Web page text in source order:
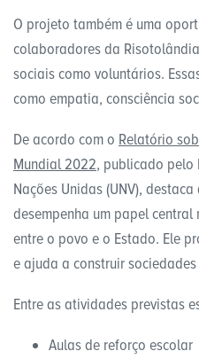
O projeto também é uma
colaboradores da
sociais como voluntários.
como empatia, consciência
De acordo com o Relatório
Mundial 2022, publicado pelo
Nações Unidas (UNV),
desempenha um papel
entre o povo e o Estado. Ele
e ajuda a construir
Entre as atividades previstas
Aulas de reforço escolar